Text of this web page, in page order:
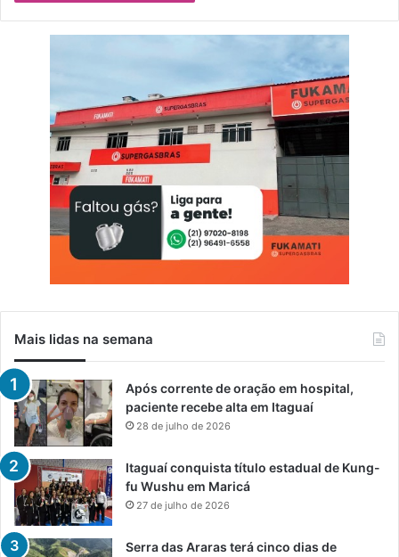
Mais lidas na semana
Após corrente de oração em hospital,
paciente recebe alta em Itaguaí
28 de julho de 2026
Itaguaí conquista título estadual de Kung-
fu Wushu em Maricá
27 de julho de 2026
Serra das Araras terá cinco dias de